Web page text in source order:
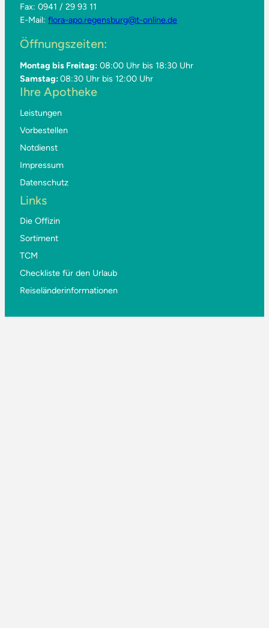
Fax: 0941 / 29 93 11
E-Mail:flora-apo.regensburg@t-online.de
Öffnungszeiten:
Montag bis Freitag: 08:00 Uhr bis 18:30 Uhr
Samstag:08:30 Uhr bis 12:00 Uhr
Ihre Apotheke
Leistungen
Vorbestellen
Notdienst
Impressum
Datenschutz
Links
Die Offizin
Sortiment
TCM
Checkliste für den Urlaub
Reiseländerinformationen